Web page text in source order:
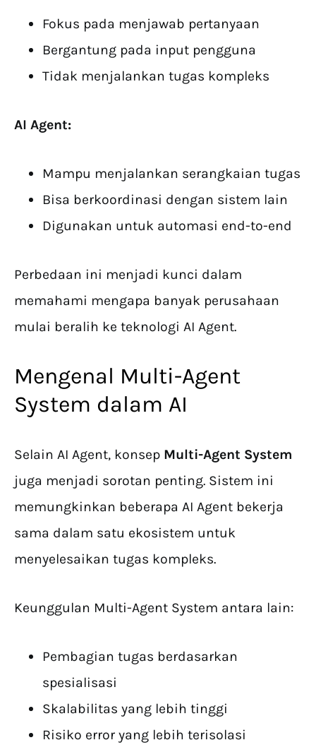
Fokus pada menjawab pertanyaan
Bergantung pada input pengguna
Tidak menjalankan tugas kompleks
AI Agent:
Mampu menjalankan serangkaian tugas
Bisa berkoordinasi dengan sistem lain
Digunakan untuk automasi end-to-end
Perbedaan ini menjadi kunci dalam
memahami mengapa banyak perusahaan
mulai beralih ke teknologi AI Agent.
Mengenal Multi-Agent
System dalam AI
Selain AI Agent, konsep Multi-Agent System
juga menjadi sorotan penting. Sistem ini
memungkinkan beberapa AI Agent bekerja
sama dalam satu ekosistem untuk
menyelesaikan tugas kompleks.
Keunggulan Multi-Agent System antara lain:
Pembagian tugas berdasarkan
spesialisasi
Skalabilitas yang lebih tinggi
Risiko error yang lebih terisolasi